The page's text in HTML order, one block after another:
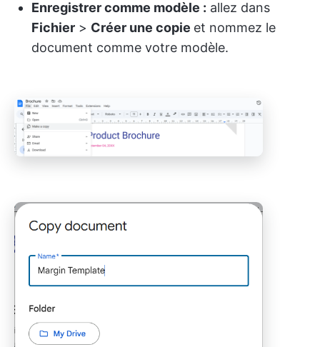
Enregistrer comme modèle : allez dans
Fichier > Créer une copie et nommez le
document comme votre modèle.